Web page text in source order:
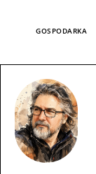
GOSPODARKA